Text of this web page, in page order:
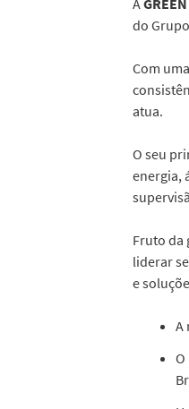
A
do
Com
atua.
O seu
energia,
Fruto da
liderar
e
A
O